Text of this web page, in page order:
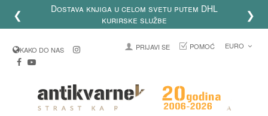
❮
Dostava knjiga u celom svetu putem DHL
kurirske službe
❯
KAKO DO NAS PRIJAVI SE POMOĆ EURO